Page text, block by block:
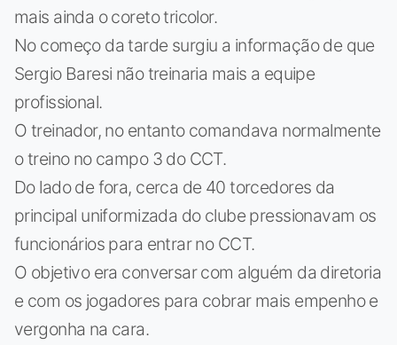
mais ainda o coreto tricolor.
No começo da tarde surgiu a informação de que
Sergio Baresi não treinaria mais a equipe
profissional.
O treinador, no entanto comandava normalmente
o treino no campo 3 do CCT.
Do lado de fora, cerca de 40 torcedores da
principal uniformizada do clube pressionavam os
funcionários para entrar no CCT.
O objetivo era conversar com alguém da diretoria
e com os jogadores para cobrar mais empenho e
vergonha na cara.